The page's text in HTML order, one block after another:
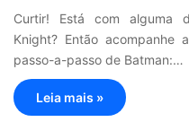
Curtir! Está com alguma
Knight? Então
passo-a-passo de Batman:…
Leia mais »